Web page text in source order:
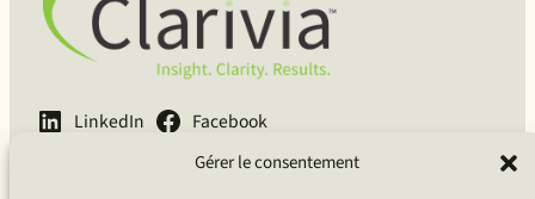
Gérer le consentement
LinkedIn Facebook
Français Deutsch